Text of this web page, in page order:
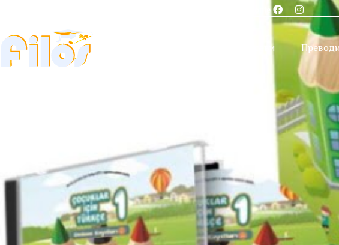
ул.Миле Поп Јорданов бр.72 1000 Скопје
Курсеви